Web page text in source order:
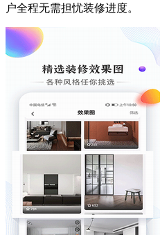
户全程无需担忧装修进度。